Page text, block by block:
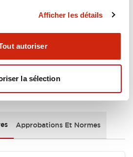
Afficher les détails
autoriser
la sélection
Specifications
Approbations Et Normes